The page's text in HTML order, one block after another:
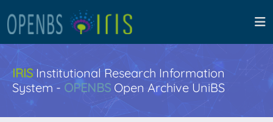
IRISInstitutional Research Information
System - OPENBS Open Archive UniBS